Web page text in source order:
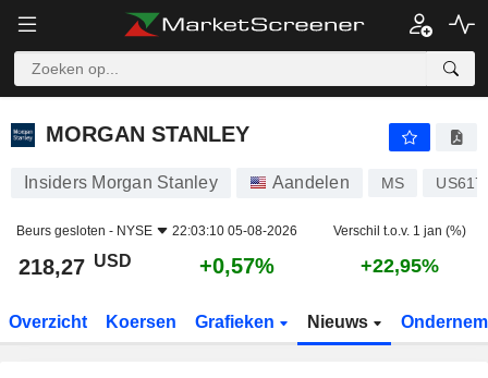
MORGAN STANLEY
MORGAN STANLEY
Insiders Morgan Stanley Aandelen MS
Beurs gesloten - NYSE 22:03:10 05-08-2026 Verschil t.o.v. 1 jan (%)
218,27 USD +0,57% +22,95%
Overzicht Koersen Grafieken Nieuws